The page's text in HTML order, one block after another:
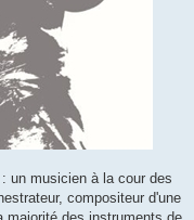
: un musicien à la cour des
compositeur d'une